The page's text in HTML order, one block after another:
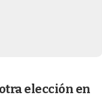
elección en